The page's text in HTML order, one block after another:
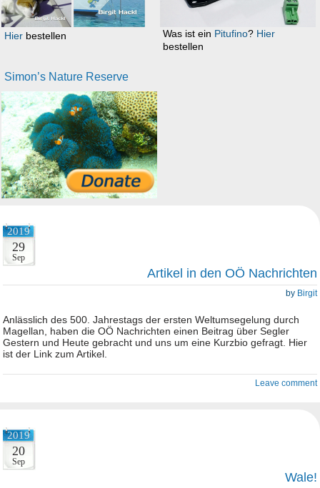
Hier bestellen Was ist ein Pitufino? Hier
bestellen
Simon’s Nature Reserve
2019
29
Sep
Artikel in den OÖ Nachrichten
by Birgit
Anlässlich des 500. Jahrestags der ersten Weltumsegelung durch
Magellan, haben die OÖ Nachrichten einen Beitrag über Segler
Gestern und Heute gebracht und uns um eine Kurzbio gefragt. Hier
ist der Link zum Artikel.
Leave comment
2019
20
Sep
Wale!